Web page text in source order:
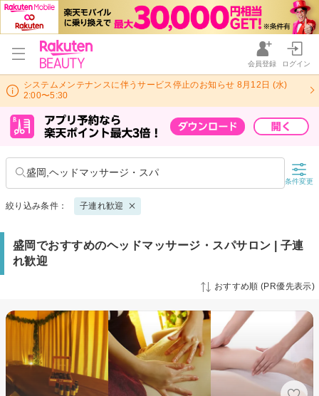
会員登録 ログイン
システムメンテナンスに伴うサービス停止のお知らせ 8月12日 (水)
2:00〜5:30
盛岡,ヘッドマッサージ・スパ
条件変更
絞り込み条件： 子連れ歓迎
盛岡でおすすめのヘッドマッサージ・スパサロン | 子連
れ歓迎
おすすめ順 (PR優先表示)